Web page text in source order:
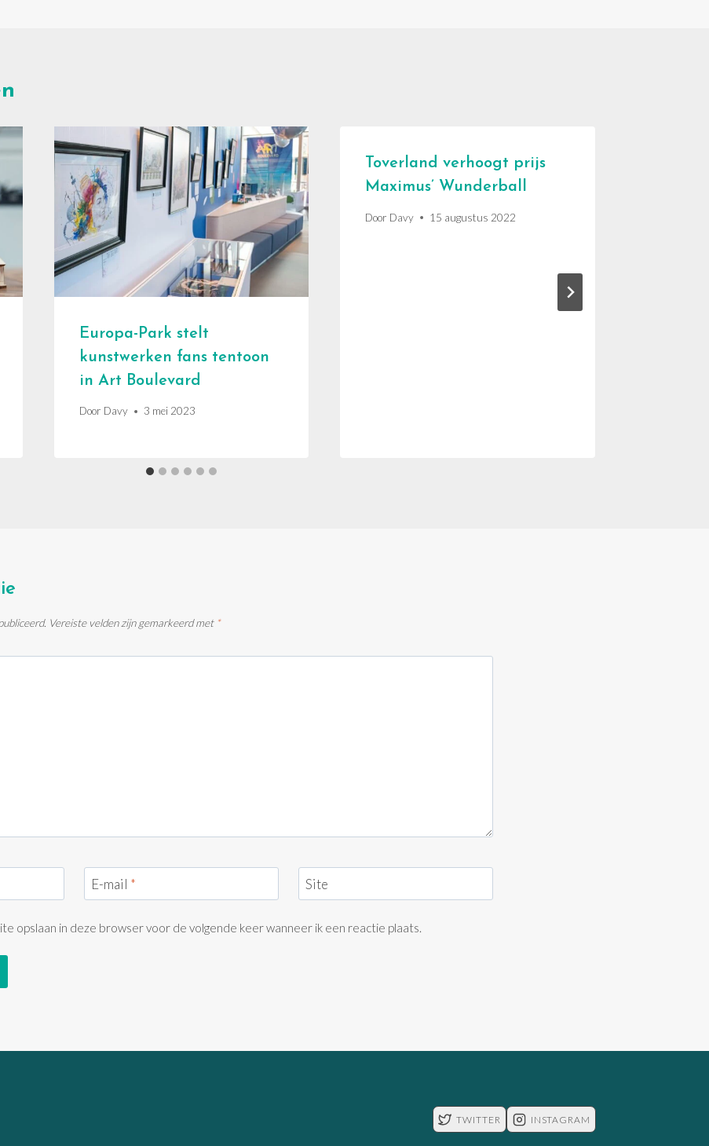
Europa-Park stelt
kunstwerken fans tentoon
in Art Boulevard
Door Davy 3 mei 2023
Toverland verhoogt prijs
Maximus’ Wunderball
Door Davy 15 augustus 2022
Vereiste velden zijn gemarkeerd met *
E-mail * Site
opslaan in deze browser voor de volgende keer wanneer ik een reactie plaats.
TWITTER INSTAGRAM